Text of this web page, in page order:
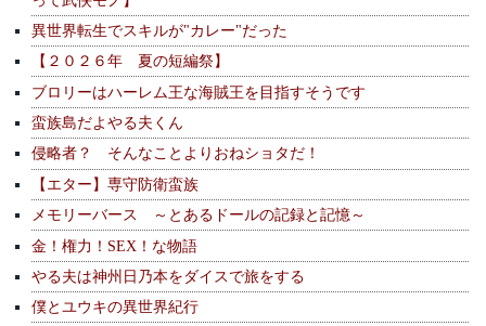
異世界転生でスキルが"カレー"だった
【２０２６年 夏の短編祭】
ブロリーはハーレム王な海賊王を目指すそうです
蛮族島だよやる夫くん
侵略者？ そんなことよりおねショタだ！
【エター】専守防衛蛮族
メモリーバース ～とあるドールの記録と記憶～
金！権力！SEX！な物語
やる夫は神州日乃本をダイスで旅をする
僕とユウキの異世界紀行